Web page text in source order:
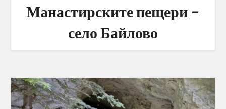
Манастирските пещери –
село Байлово